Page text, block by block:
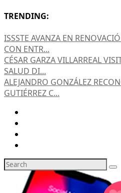
TRENDING:
ISSSTE AVANZA EN
CON ENTR...
CÉSAR GARZA VILLARREAL
SALUD DI...
ALEJANDRO GONZÁLEZ
GUTIÉRREZ C...